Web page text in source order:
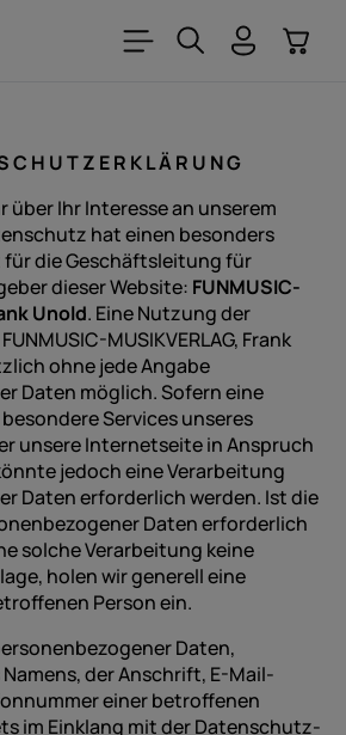
C H U T Z E R K L Ä R U N G
über Ihr Interesse an unserem
hat einen besonders
die Geschäftsleitung für
dieser Website: FUNMUSIC-
Unold. Eine Nutzung der
MUSIKVERLAG, Frank
ohne jede Angabe
Daten möglich. Sofern eine
Services unseres
unsere Internetseite in Anspruch
jedoch eine Verarbeitung
Daten erforderlich werden. Ist die
Daten erforderlich
solche Verarbeitung keine
holen wir generell eine
Person ein.
Daten,
der Anschrift, E-Mail-
einer betroffenen
im Einklang mit der Datenschutz-